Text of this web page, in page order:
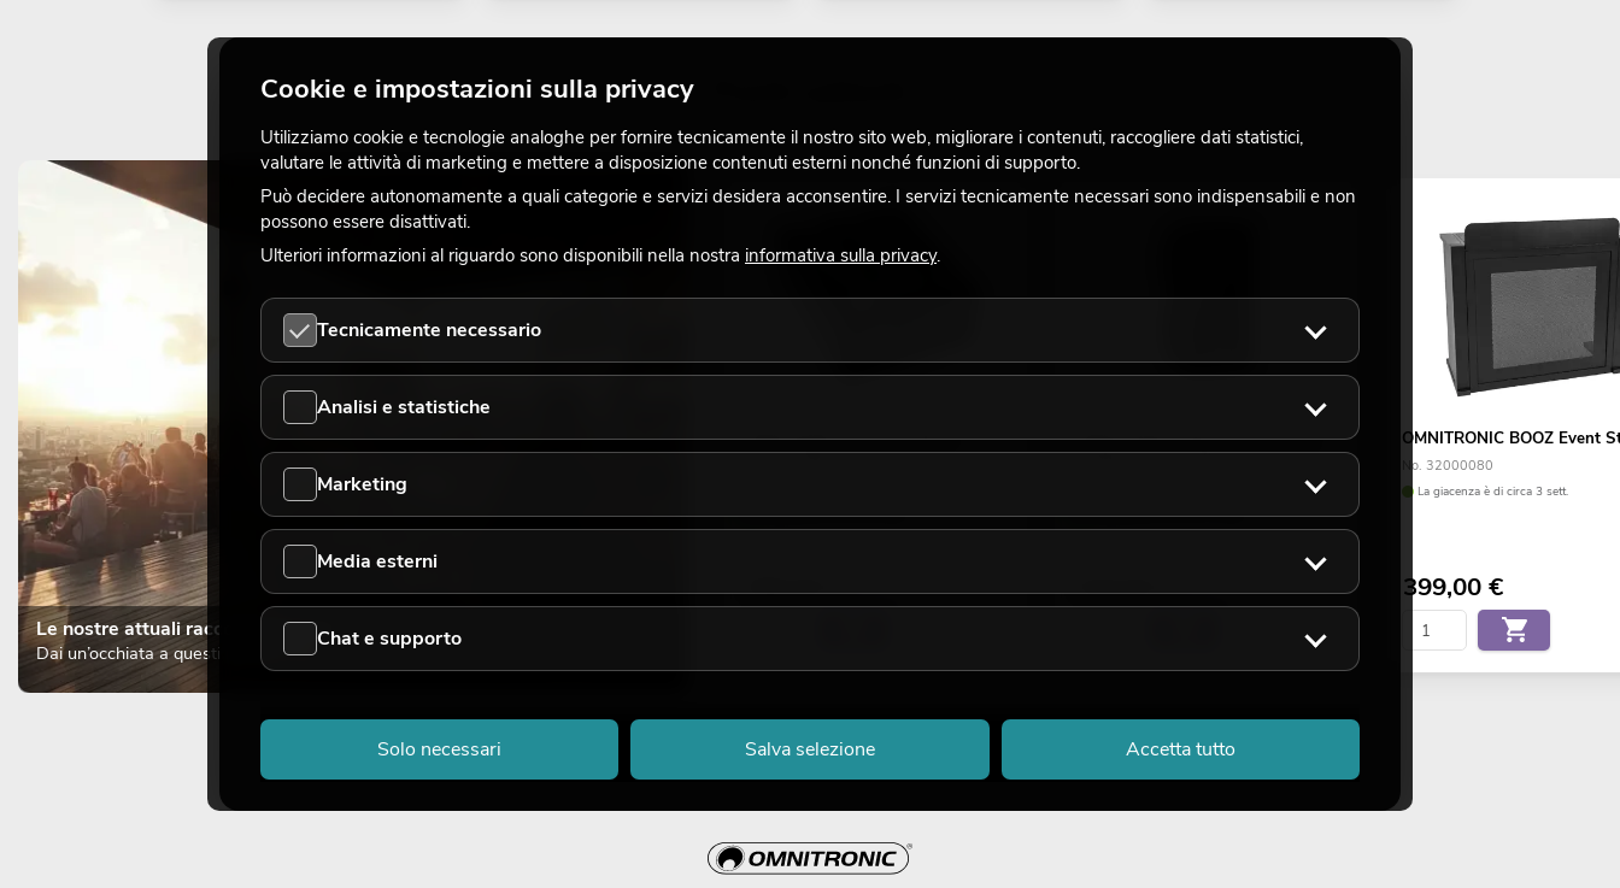
Le nostre attuali raccomandazioni
Dai un’occhiata a questi prodotti top
OMNITRONIC TRM-202MK3
Rotary-Mixer a 2 canali
La giacenza è di circa 4 sett.
299,00€
OMNITRONIC XNG-212A 2-way
Speaker, active, DSP
La giacenza è di circa 12 sett.
329,00€
OMNITRONIC BOOZ Event
No. 32000080
La giacenza è di circa 3 sett.
399,00€
Cookie e impostazioni sulla privacy
Utilizziamo cookie e tecnologie analoghe per fornire tecnicamente il nostro sito web, migliorare i contenuti, raccogliere dati statistici,
valutare le attività di marketing e mettere a disposizione contenuti esterni nonché funzioni di supporto.
Può decidere autonomamente a quali categorie e servizi desidera acconsentire. I servizi tecnicamente necessari sono indispensabili e non
possono essere disattivati.
Ulteriori informazioni al riguardo sono disponibili nella nostra informativa sulla privacy.
Tecnicamente necessario
Analisi e statistiche
Marketing
Media esterni
Chat e supporto
Solo necessari Salva selezione Accetta tutto